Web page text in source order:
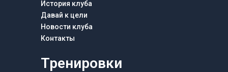
История клуба
Давай к цели
Новости клуба
Контакты
Тренировки